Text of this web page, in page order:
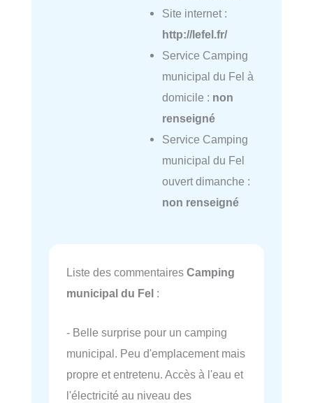
Site internet :
http://lefel.fr/
Service Camping
municipal du Fel à
domicile : non
renseigné
Service Camping
municipal du Fel
ouvert dimanche :
non renseigné
Liste des commentaires Camping
municipal du Fel :
- Belle surprise pour un camping
municipal. Peu d'emplacement mais
propre et entretenu. Accès à l'eau et
l'électricité au niveau des